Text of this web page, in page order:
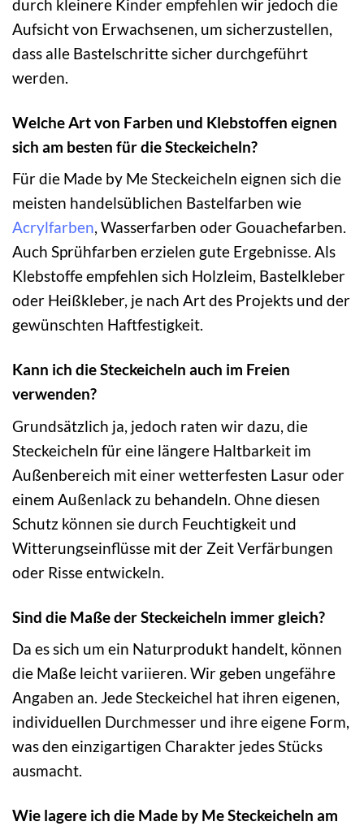
durch kleinere Kinder empfehlen wir jedoch die
Aufsicht von Erwachsenen, um sicherzustellen,
dass alle Bastelschritte sicher durchgeführt
werden.
Welche Art von Farben und Klebstoffen eignen
sich am besten für die Steckeicheln?
Für die Made by Me Steckeicheln eignen sich die
meisten handelsüblichen Bastelfarben wie
Acrylfarben, Wasserfarben oder Gouachefarben.
Auch Sprühfarben erzielen gute Ergebnisse. Als
Klebstoffe empfehlen sich Holzleim, Bastelkleber
oder Heißkleber, je nach Art des Projekts und der
gewünschten Haftfestigkeit.
Kann ich die Steckeicheln auch im Freien
verwenden?
Grundsätzlich ja, jedoch raten wir dazu, die
Steckeicheln für eine längere Haltbarkeit im
Außenbereich mit einer wetterfesten Lasur oder
einem Außenlack zu behandeln. Ohne diesen
Schutz können sie durch Feuchtigkeit und
Witterungseinflüsse mit der Zeit Verfärbungen
oder Risse entwickeln.
Sind die Maße der Steckeicheln immer gleich?
Da es sich um ein Naturprodukt handelt, können
die Maße leicht variieren. Wir geben ungefähre
Angaben an. Jede Steckeichel hat ihren eigenen,
individuellen Durchmesser und ihre eigene Form,
was den einzigartigen Charakter jedes Stücks
ausmacht.
Wie lagere ich die Made by Me Steckeicheln am